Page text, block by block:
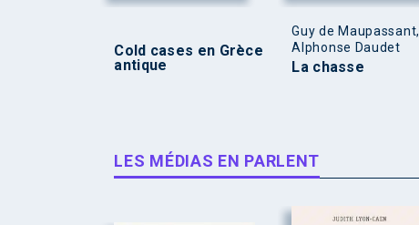
Cold cases en Grèce
antique
Guy de Maupassant,
Alphonse Daudet
La chasse
LES MÉDIAS EN PARLENT